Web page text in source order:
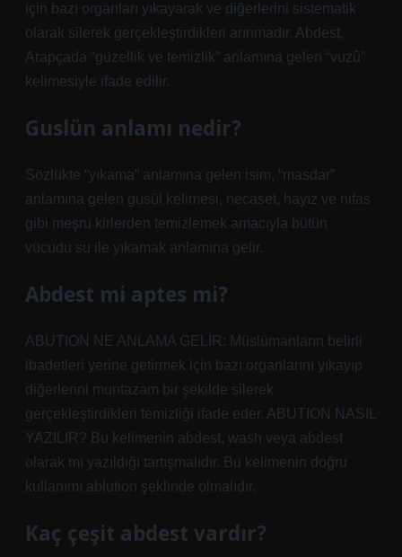
için bazı organları yıkayarak ve diğerlerini sistematik
olarak silerek gerçekleştirdikleri arınmadır. Abdest,
Arapçada “güzellik ve temizlik” anlamına gelen “vuzû”
kelimesiyle ifade edilir.
Guslün anlamı nedir?
Sözlükte “yıkama” anlamına gelen isim, “masdar”
anlamına gelen gusül kelimesi, necaset, hayız ve nifas
gibi meşru kirlerden temizlemek amacıyla bütün
vücudu su ile yıkamak anlamına gelir.
Abdest mi aptes mi?
ABUTION NE ANLAMA GELİR: Müslümanların belirli
ibadetleri yerine getirmek için bazı organlarını yıkayıp
diğerlerini muntazam bir şekilde silerek
gerçekleştirdikleri temizliği ifade eder. ABUTION NASIL
YAZILIR? Bu kelimenin abdest, wash veya abdest
olarak mı yazıldığı tartışmalıdır. Bu kelimenin doğru
kullanımı ablution şeklinde olmalıdır.
Kaç çeşit abdest vardır?